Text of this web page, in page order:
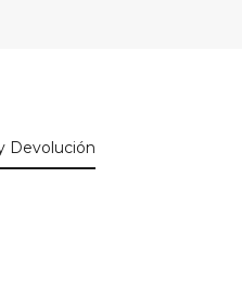
Devolución